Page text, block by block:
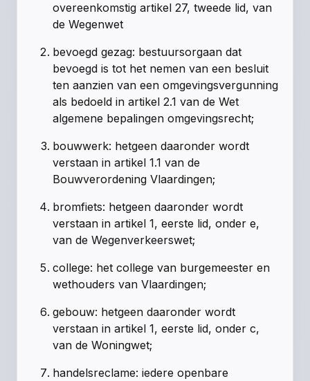
overeenkomstig artikel 27, tweede lid, van
de Wegenwet
bevoegd gezag: bestuursorgaan dat
bevoegd is tot het nemen van een besluit
ten aanzien van een omgevingsvergunning
als bedoeld in artikel 2.1 van de Wet
algemene bepalingen omgevingsrecht;
bouwwerk: hetgeen daaronder wordt
verstaan in artikel 1.1 van de
Bouwverordening Vlaardingen;
bromfiets: hetgeen daaronder wordt
verstaan in artikel 1, eerste lid, onder e,
van de Wegenverkeerswet;
college: het college van burgemeester en
wethouders van Vlaardingen;
gebouw: hetgeen daaronder wordt
verstaan in artikel 1, eerste lid, onder c,
van de Woningwet;
handelsreclame: iedere openbare